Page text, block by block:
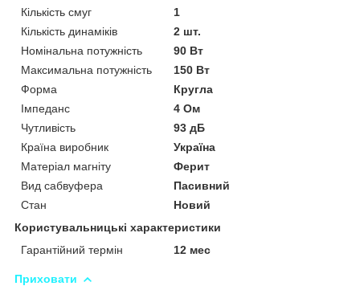
Кількість смуг
1
Кількість динаміків
2 шт.
Номінальна потужність
90 Вт
Максимальна потужність
150 Вт
Форма
Кругла
Імпеданс
4 Ом
Чутливість
93 дБ
Країна виробник
Україна
Матеріал магніту
Ферит
Вид сабвуфера
Пасивний
Стан
Новий
Користувальницькі характеристики
Гарантійний термін
12 мес
Приховати